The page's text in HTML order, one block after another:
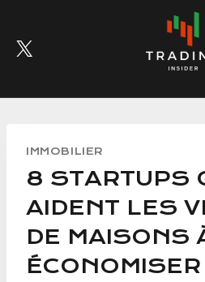
content
IMMOBILIER
8 STARTUPS
AIDENT LES
DE MAISONS
ÉCONOMISER